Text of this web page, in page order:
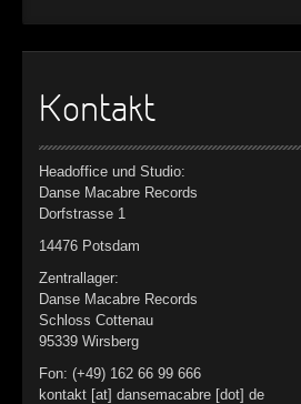
Kontakt
Headoffice und Studio:
Danse Macabre Records
Dorfstrasse 1
14476 Potsdam
Zentrallager:
Danse Macabre Records
Schloss Cottenau
95339 Wirsberg
Fon: (+49) 162 66 99 666
kontakt [at] dansemacabre [dot] de